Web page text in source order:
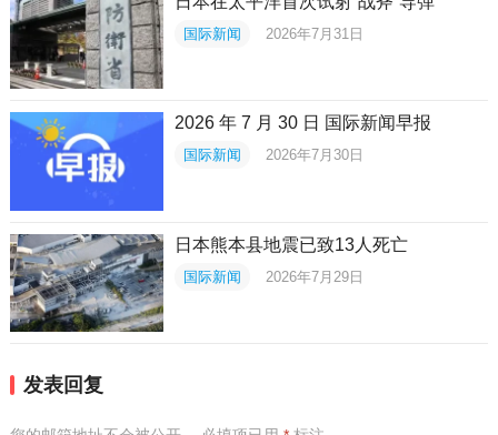
国际新闻 2026年7月31日
2026 年 7 月 30 日 国际新闻早报
国际新闻 2026年7月30日
日本熊本县地震已致13人死亡
国际新闻 2026年7月29日
发表回复